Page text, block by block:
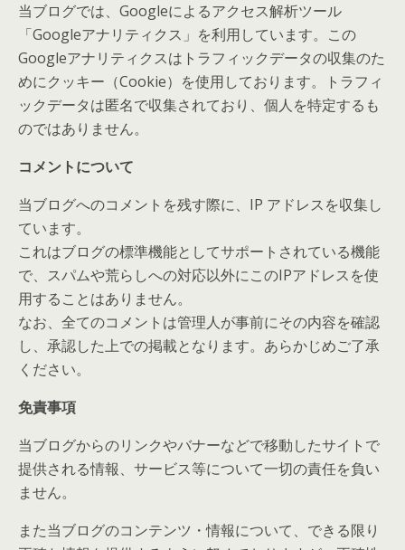
当ブログでは、Googleによるアクセス解析ツール
「Googleアナリティクス」を利用しています。この
Googleアナリティクスはトラフィックデータの収集のた
めにクッキー（Cookie）を使用しております。トラフィ
ックデータは匿名で収集されており、個人を特定するも
のではありません。
コメントについて
当ブログへのコメントを残す際に、IP アドレスを収集し
ています。
これはブログの標準機能としてサポートされている機能
で、スパムや荒らしへの対応以外にこのIPアドレスを使
用することはありません。
なお、全てのコメントは管理人が事前にその内容を確認
し、承認した上での掲載となります。あらかじめご了承
ください。
免責事項
当ブログからのリンクやバナーなどで移動したサイトで
提供される情報、サービス等について一切の責任を負い
ません。
また当ブログのコンテンツ・情報について、できる限り